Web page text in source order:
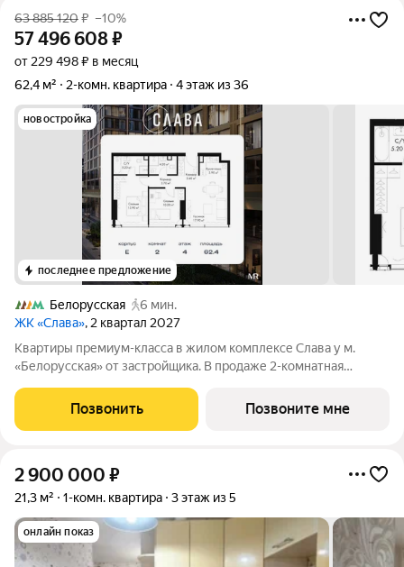
63 885 120₽ –10%
57 496 608₽
от 229 498 ₽ в месяц
62,4 м²
2-комн. квартира 4 этаж из 36
новостройка
последнее предложение
Белорусская
6 мин.
ЖК «Слава», 2 квартал 2027
Квартиры премиум-класса в жилом комплексе Слава у м.
«Белорусская» от застройщика. В продаже 2-комнатная
Новый современный жилой комплекс премиум-класса Слава
расположен в той части центра, где
Позвонить Позвоните мне
2 900 000 ₽
21,3 м² 1-комн. квартира 3 этаж из 5
онлайн показ